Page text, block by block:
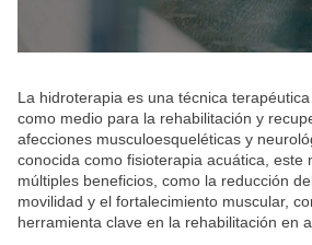
La hidroterapia es una técnica
como medio para la rehabilitación y
afecciones musculoesqueléticas y
conocida como fisioterapia acuática, este
múltiples beneficios, como la reducción
movilidad y el fortalecimiento muscular,
herramienta clave en la rehabilitación en